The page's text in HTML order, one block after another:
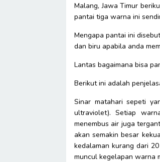
Malang, Jawa Timur
pantai tiga warna ini
Mengapa pantai ini
dan biru apabila anda
Lantas bagaimana bisa
Berikut ini adalah
Sinar matahari sepeti
ultraviolet). Setiap
menembus air juga
akan semakin besar
kedalaman kurang dari
muncul kegelapan warna